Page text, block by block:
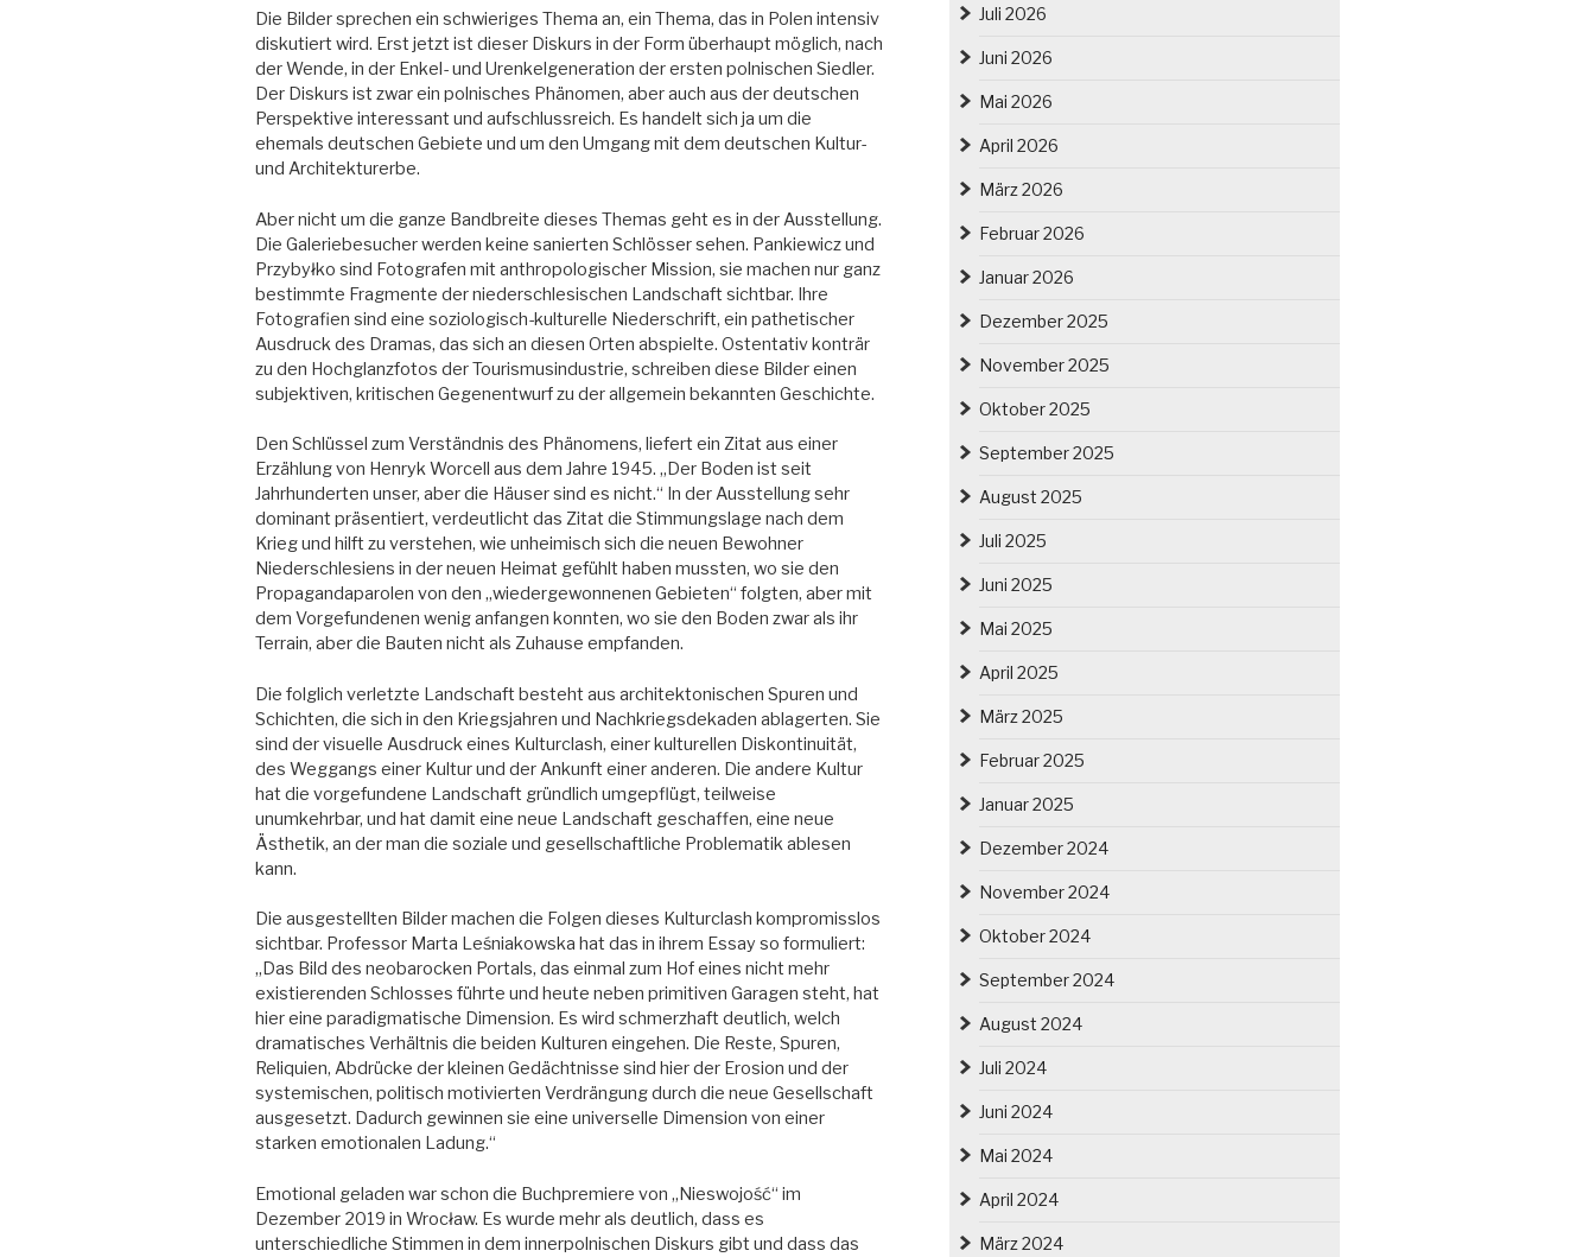
Die Bilder sprechen ein schwieriges Thema an, ein Thema, das in Polen intensiv
diskutiert wird. Erst jetzt ist dieser Diskurs in der Form überhaupt möglich, nach
der Wende, in der Enkel- und Urenkelgeneration der ersten polnischen Siedler.
Der Diskurs ist zwar ein polnisches Phänomen, aber auch aus der deutschen
Perspektive interessant und aufschlussreich. Es handelt sich ja um die
ehemals deutschen Gebiete und um den Umgang mit dem deutschen Kultur-
und Architekturerbe.
Aber nicht um die ganze Bandbreite dieses Themas geht es in der Ausstellung.
Die Galeriebesucher werden keine sanierten Schlösser sehen. Pankiewicz und
Przybyłko sind Fotografen mit anthropologischer Mission, sie machen nur ganz
bestimmte Fragmente der niederschlesischen Landschaft sichtbar. Ihre
Fotografien sind eine soziologisch-kulturelle Niederschrift, ein pathetischer
Ausdruck des Dramas, das sich an diesen Orten abspielte. Ostentativ konträr
zu den Hochglanzfotos der Tourismusindustrie, schreiben diese Bilder einen
subjektiven, kritischen Gegenentwurf zu der allgemein bekannten Geschichte.
Den Schlüssel zum Verständnis des Phänomens, liefert ein Zitat aus einer
Erzählung von Henryk Worcell aus dem Jahre 1945. „Der Boden ist seit
Jahrhunderten unser, aber die Häuser sind es nicht.“ In der Ausstellung sehr
dominant präsentiert, verdeutlicht das Zitat die Stimmungslage nach dem
Krieg und hilft zu verstehen, wie unheimisch sich die neuen Bewohner
Niederschlesiens in der neuen Heimat gefühlt haben mussten, wo sie den
Propagandaparolen von den „wiedergewonnenen Gebieten“ folgten, aber mit
dem Vorgefundenen wenig anfangen konnten, wo sie den Boden zwar als ihr
Terrain, aber die Bauten nicht als Zuhause empfanden.
Die folglich verletzte Landschaft besteht aus architektonischen Spuren und
Schichten, die sich in den Kriegsjahren und Nachkriegsdekaden ablagerten. Sie
sind der visuelle Ausdruck eines Kulturclash, einer kulturellen Diskontinuität,
des Weggangs einer Kultur und der Ankunft einer anderen. Die andere Kultur
hat die vorgefundene Landschaft gründlich umgepflügt, teilweise
unumkehrbar, und hat damit eine neue Landschaft geschaffen, eine neue
Ästhetik, an der man die soziale und gesellschaftliche Problematik ablesen
kann.
Die ausgestellten Bilder machen die Folgen dieses Kulturclash kompromisslos
sichtbar. Professor Marta Leśniakowska hat das in ihrem Essay so formuliert:
„Das Bild des neobarocken Portals, das einmal zum Hof eines nicht mehr
existierenden Schlosses führte und heute neben primitiven Garagen steht, hat
hier eine paradigmatische Dimension. Es wird schmerzhaft deutlich, welch
dramatisches Verhältnis die beiden Kulturen eingehen. Die Reste, Spuren,
Reliquien, Abdrücke der kleinen Gedächtnisse sind hier der Erosion und der
systemischen, politisch motivierten Verdrängung durch die neue Gesellschaft
ausgesetzt. Dadurch gewinnen sie eine universelle Dimension von einer
starken emotionalen Ladung.“
Emotional geladen war schon die Buchpremiere von „Nieswojość“ im
Dezember 2019 in Wrocław. Es wurde mehr als deutlich, dass es
unterschiedliche Stimmen in dem innerpolnischen Diskurs gibt und dass das
Juli 2026
Juni 2026
Mai 2026
April 2026
März 2026
Februar 2026
Januar 2026
Dezember 2025
November 2025
Oktober 2025
September 2025
August 2025
Juli 2025
Juni 2025
Mai 2025
April 2025
März 2025
Februar 2025
Januar 2025
Dezember 2024
November 2024
Oktober 2024
September 2024
August 2024
Juli 2024
Juni 2024
Mai 2024
April 2024
März 2024